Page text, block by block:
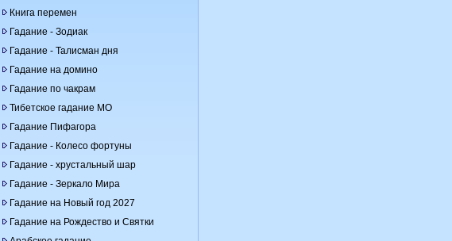
Книга перемен
Гадание - Зодиак
Гадание - Талисман дня
Гадание на домино
Гадание по чакрам
Тибетское гадание МО
Гадание Пифагора
Гадание - Колесо фортуны
Гадание - хрустальный шар
Гадание - Зеркало Мира
Гадание на Новый год 2027
Гадание на Рождество и Святки